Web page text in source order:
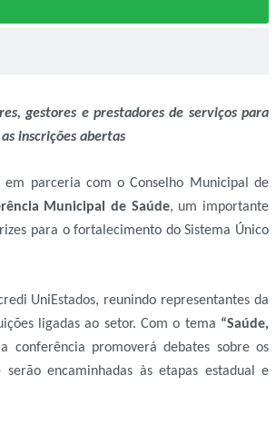
gestores e prestadores de serviços para
inscrições abertas
parceria com o Conselho Municipal de
Municipal de Saúde, um importante
para o fortalecimento do Sistema Único
UniEstados, reunindo representantes da
ligadas ao setor. Com o tema “Saúde,
conferência promoverá debates sobre os
encaminhadas às etapas estadual e